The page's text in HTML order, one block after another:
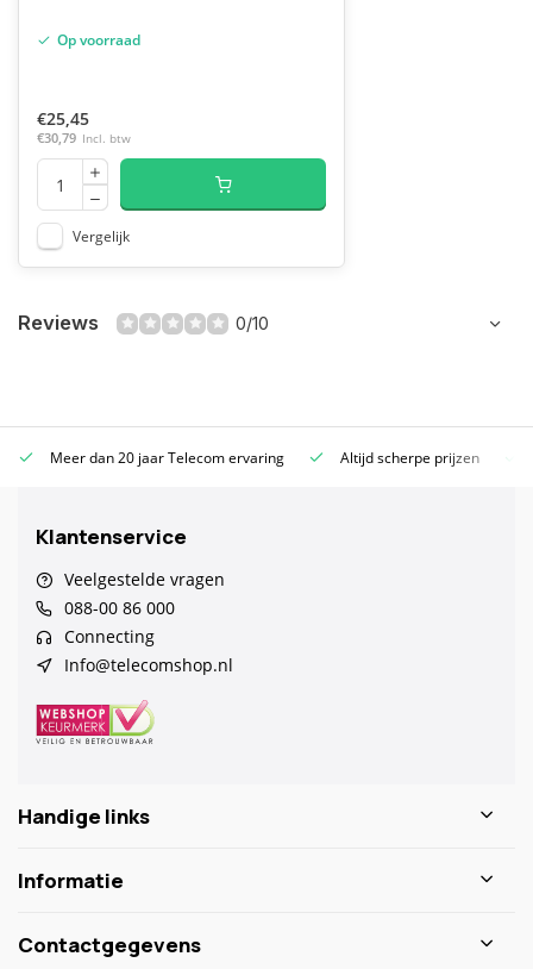
Op voorraad
€25,45
€30,79 Incl. btw
Vergelijk
Reviews 0/10
Meer dan 20 jaar Telecom ervaring Altijd scherpe prijzen
Klantenservice
Veelgestelde vragen
088-00 86 000
Connecting
Info@telecomshop.nl
Handige links
Informatie
Contactgegevens